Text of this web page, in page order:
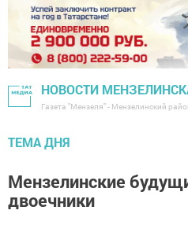
НОВОСТИ
Газета "Мензеля" - Мензелинский
ТЕМА ДНЯ
Мензелинские
двоечники